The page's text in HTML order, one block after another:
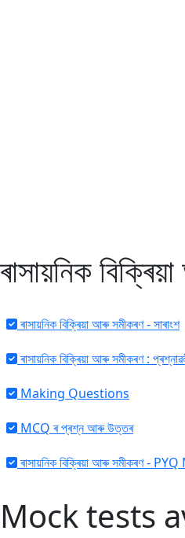
ৰাসায়নিক
ৰাসায়নিক বিক্ৰিয়া আৰু সমীকৰণ - সাৰাংশ
ৰাসায়নিক বিক্ৰিয়া আৰু সমীকৰণ :
Making Questions
MCQ ৰ প্ৰশ্ন আৰু উত্তৰ
ৰাসায়নিক বিক্ৰিয়া আৰু সমীকৰণ -
Mock tests